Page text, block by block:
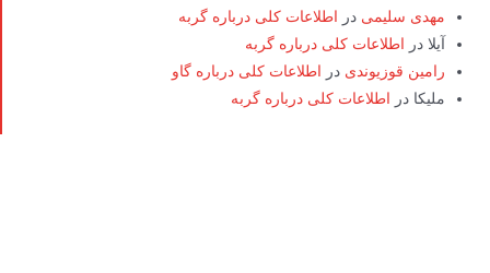
مهدی سلیمی در اطلاعات کلی درباره گربه
آیلا در اطلاعات کلی درباره گربه
رامین قوزیوندی در اطلاعات کلی درباره گاو
ملیکا در اطلاعات کلی درباره گربه